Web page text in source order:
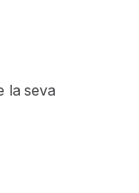
la seva